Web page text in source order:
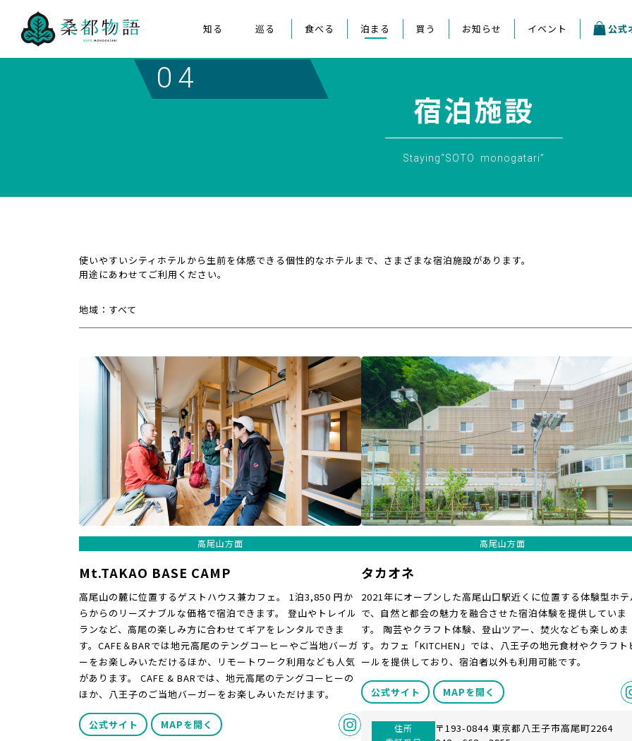
知る
桑都物語について
構成文化財
巡る
八王子まつり
食べる 泊まる 買う お知らせ イベント 公式
宿泊施設
Staying“SOTO monogatari”
04
使いやすいシティホテルから生前を体感できる個性的なホテルまで、さまざまな宿泊施設があります。
用途にあわせてご利用ください。
地域：すべて
高尾山方面
Mt.TAKAO BASE CAMP
高尾山の麓に位置するゲストハウス兼カフェ。 1泊3,850 円か
らからのリーズナブルな価格で宿泊できます。 登山やトレイル
ランなど、高尾の楽しみ方に合わせてギアをレンタルできま
す。CAFE＆BARでは地元高尾のテングコーヒーやご当地バーガ
ーをお楽しみいただけるほか、リモートワーク利用なども人気
があります。 CAFE & BARでは、地元高尾のテングコーヒーの
ほか、八王子のご当地バーガーをお楽しみいただけます。
公式サイト MAPを開く
高尾山方面
タカオネ
2021年にオープンした高尾山口駅近くに位置する体験型ホ
で、自然と都会の魅力を融合させた宿泊体験を提供していま
す。 陶芸やクラフト体験、登山ツアー、焚火なども楽しめま
す。カフェ「KITCHEN」では、八王子の地元食材やクラフト
ールを提供しており、宿泊者以外も利用可能です。
公式サイト MAPを開く
住所 〒193-0844 東京都八王子市高尾町2264